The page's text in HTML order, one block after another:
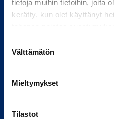
tietoja muihin tietoihin, joita
kerätty, kun olet käyttänyt
valinta
Välttämätön
Mieltymykset
Tilastot
Tietoa meistä
Palvelumme